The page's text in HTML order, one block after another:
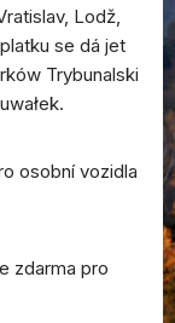
Lodž,
se dá jet
Trybunalski
osobní vozidla
zdarma pro